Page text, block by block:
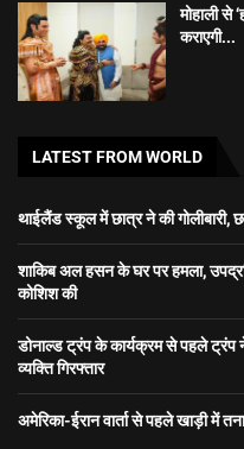
मोहाली से
कराएगी...
LATEST FROM WORLD
थाईलैंड स्कूल में छात्र ने की गोलीबारी,
शाकिब अल हसन के घर पर हमला,
कोशिश की
डोनाल्ड ट्रंप के कार्यक्रम से पहले
व्यक्ति गिरफ्तार
अमेरिका-ईरान वार्ता से पहले खाड़ी में